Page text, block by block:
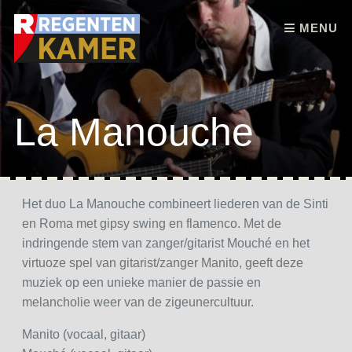
MENU
Skip to content
La Manouche
Het duo La Manouche combineert liederen van de Sinti
en Roma met gipsy swing en flamenco. Met de
indringende stem van zanger/gitarist Mouché en het
virtuoze spel van gitarist/zanger Manito, geeft deze
muziek op een unieke manier de passie en
melancholie weer van de zigeunercultuur.
Manito (vocaal, gitaar)